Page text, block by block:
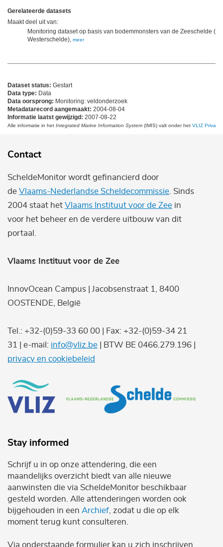
Gerelateerde datasets
Maakt deel uit van:
Monitoring dataset op basis van bodemmonsters van de Zeeschelde (en
Westerschelde), meer
Dataset status: Gestart
Data type: Data
Data oorsprong: Monitoring: veldonderzoek
Metadatarecord aangemaakt: 2004-08-04
Informatie laatst gewijzigd: 2007-08-22
Alle informatie in het Integrated Marine Information System (IMIS) valt onder het VLIZ Privacy
Contact
ScheldeMonitor wordt gefinancierd door
de Vlaams-Nederlandse Scheldecommissie . Sinds
2004 staat het Vlaams Instituut voor de Zee in
voor het beheer en de verdere uitbouw van dit
portaal.
Vlaams Instituut voor de Zee
InnovOcean Campus | Jacobsenstraat 1, 8400
OOSTENDE, België
Tel.: +32-(0)59-33 60 00 | Fax: +32-(0)59-34 21
31 | e-mail: info@vliz.be | BTW BE 0466.279.196 |
privacy en cookiebeleid
Stay informed
Schrijf u in op onze attendering, die een
maandelijks overzicht biedt van alle nieuwe
aanwinsten die via ScheldeMonitor beschikbaar
gesteld worden. Alle attenderingen worden ook
bijgehouden in een Archief , zodat u die op elk
moment terug kunt consulteren.
Via onderstaande formulier kan u zich inschrijven